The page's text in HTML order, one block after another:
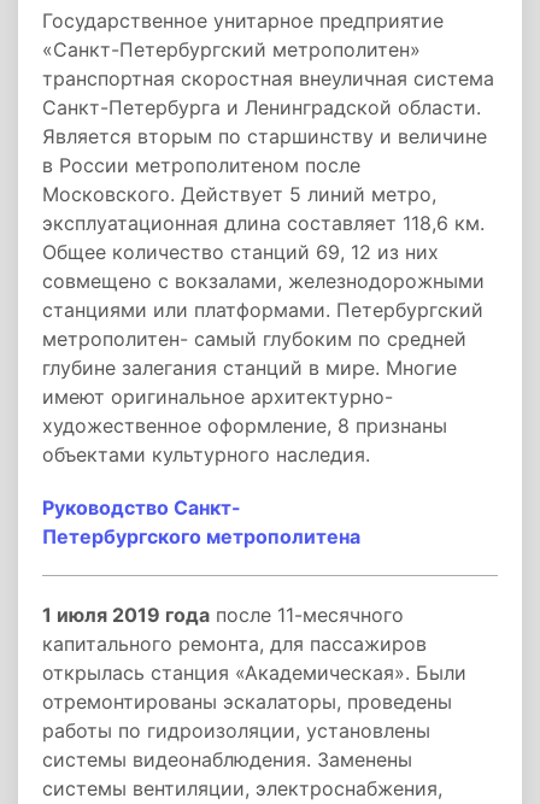
Государственное унитарное предприятие
«Санкт-Петербургский метрополитен»
транспортная скоростная внеуличная система
Санкт-Петербурга и Ленинградской области.
Является вторым по старшинству и величине
в России метрополитеном после
Московского. Действует 5 линий метро,
эксплуатационная длина составляет 118,6 км.
Общее количество станций 69, 12 из них
совмещено с вокзалами, железнодорожными
станциями или платформами. Петербургский
метрополитен- самый глубоким по средней
глубине залегания станций в мире. Многие
имеют оригинальное архитектурно-
художественное оформление, 8 признаны
объектами культурного наследия.
Руководство Санкт-
Петербургского метрополитена
1 июля 2019 года после 11-месячного
капитального ремонта, для пассажиров
открылась станция «Академическая». Были
отремонтированы эскалаторы, проведены
работы по гидроизоляции, установлены
системы видеонаблюдения. Заменены
системы вентиляции, электроснабжения,